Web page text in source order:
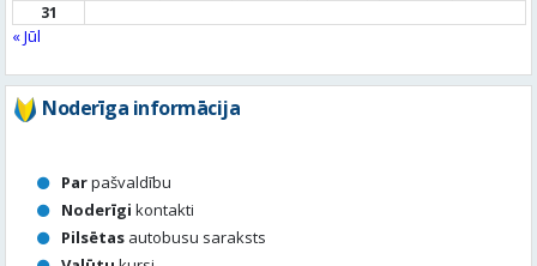
31
« Jūl
Noderīga informācija
Parpašvaldību
Noderīgi kontakti
Pilsētas autobusu saraksts